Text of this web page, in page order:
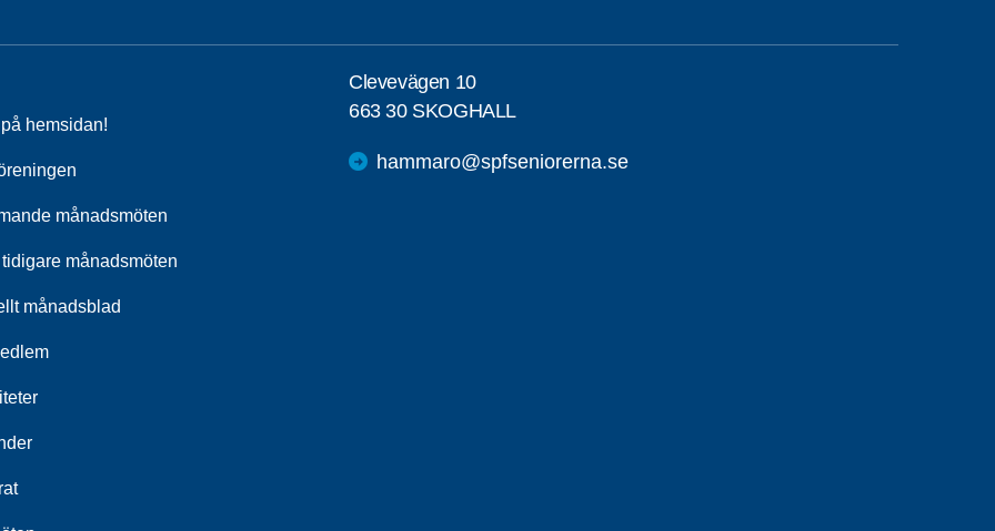
hemsidan!
månadsmöten
månadsmöten
månadsblad
Clevevägen 10
663 30 SKOGHALL
hammaro@spfseniorerna.se